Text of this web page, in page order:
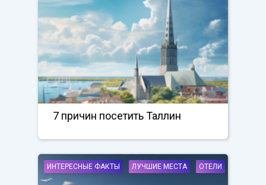
7 причин посетить Таллин
ИНТЕРЕСНЫЕ ФАКТЫ ЛУЧШИЕ МЕСТА ОТЕЛИ